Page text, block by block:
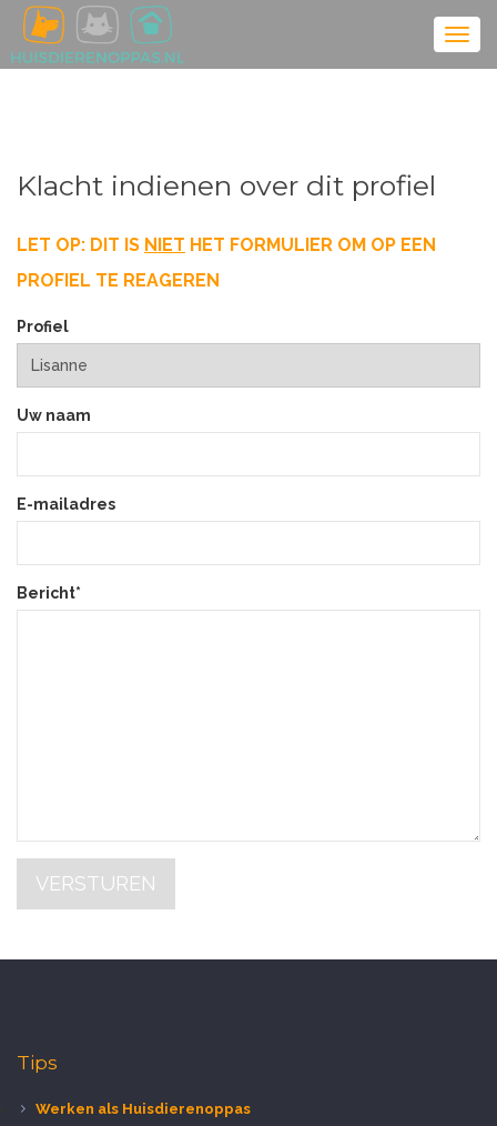
Klacht indienen over dit profiel
LET OP: DIT IS NIET HET FORMULIER OM OP EEN
PROFIEL TE REAGEREN
Profiel
Uw naam
E-mailadres
Bericht*
VERSTUREN
Tips
Werken als Huisdierenoppas